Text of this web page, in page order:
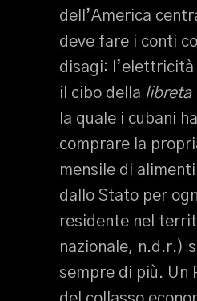
dell’America
deve fare i conti
disagi: l’elettricità
il cibo della libreta
la quale i cubani
comprare la
mensile di
dallo Stato per
residente nel
nazionale, n.d.r.)
sempre di più. Un